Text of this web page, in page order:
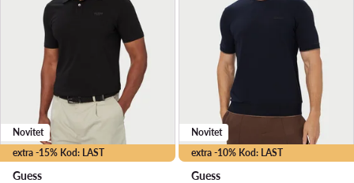
extra -15% Kod: LAST
Novitet
Guess
extra -10% Kod: LAST
Novitet
Guess